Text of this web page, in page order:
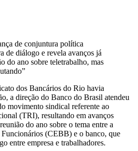
de conjuntura política
de diálogo e revela avanços já
do ano sobre teletrabalho, mas
dos Bancários do Rio havia
a direção do Banco do Brasil atendeu
movimento sindical referente ao
(TRI), resultando em avanços
do ano sobre o tema entre a
Funcionários (CEBB) e o banco, que
entre empresa e trabalhadores.